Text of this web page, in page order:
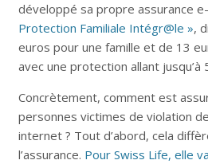
développé sa propre assurance
Protection Familiale Intégr@le »,
euros pour une famille et de 13
avec une protection allant jusqu’à
Concrètement, comment est
personnes victimes de violation
internet ? Tout d’abord, cela
l’assurance. Pour Swiss Life, elle